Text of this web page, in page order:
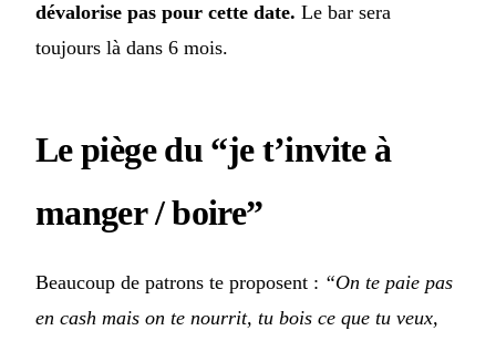
dévalorise pas pour cette date. Le bar sera
toujours là dans 6 mois.
Le piège du “je t’invite à
manger / boire”
Beaucoup de patrons te proposent : “On te paie pas
en cash mais on te nourrit, tu bois ce que tu veux,